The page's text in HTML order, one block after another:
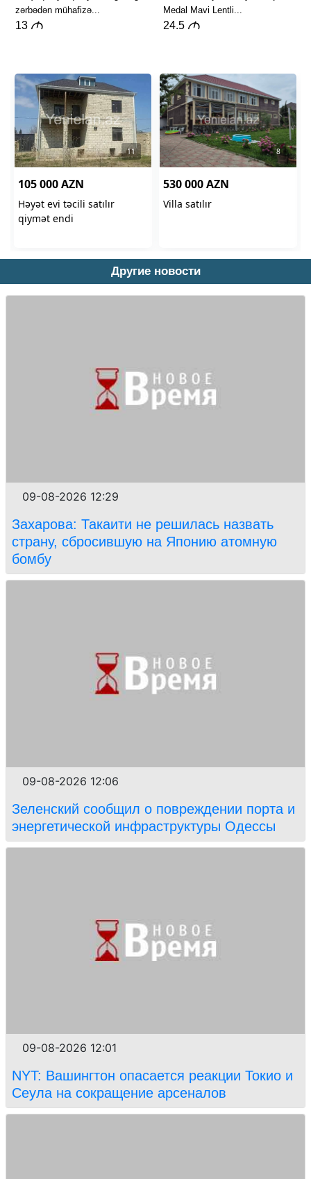
Другие новости
09-08-2026 12:29
Захарова: Такаити не решилась назвать
страну, сбросившую на Японию атомную
бомбу
09-08-2026 12:06
Зеленский сообщил о повреждении порта и
энергетической инфраструктуры Одессы
09-08-2026 12:01
NYT: Вашингтон опасается реакции Токио и
Сеула на сокращение арсеналов